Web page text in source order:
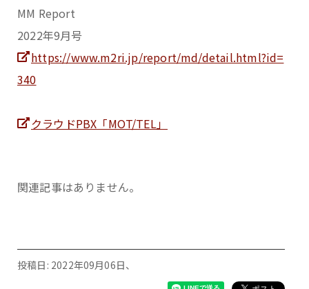
MM Report
2022年9月号
https://www.m2ri.jp/report/md/detail.html?id=
340
クラウドPBX「MOT/TEL」
関連記事はありません。
投稿日: 2022年09月06日、